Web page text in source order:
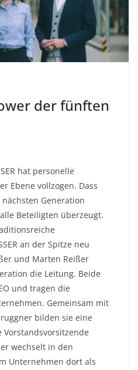
der fünften
hat personelle
Ebene vollzogen. Dass
Generation
Beteiligten überzeugt.
an der Spitze neu
und Marten Reißer
die Leitung. Beide
und tragen die
Gemeinsam mit
bilden sie eine
wechselt in den
Unternehmen dort als